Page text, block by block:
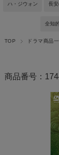
ハ・ジウォン 長
全知
TOP ドラマ商品
商品番号：